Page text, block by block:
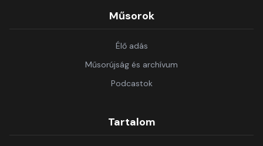
Műsorok
Élő adás
Műsorújság és archívum
Podcastok
Tartalom